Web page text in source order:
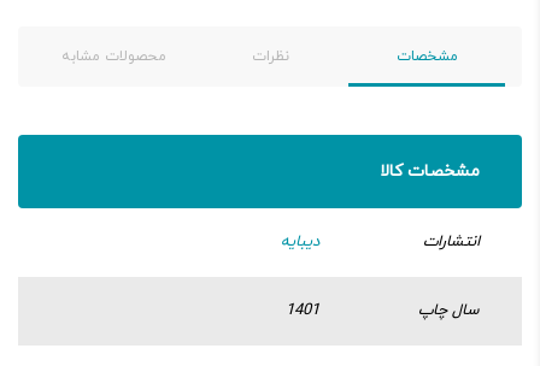
مشخصات نظرات محصولات مشابه
مشخصات کالا
انتشارات دیبایه
سال چاپ 1401